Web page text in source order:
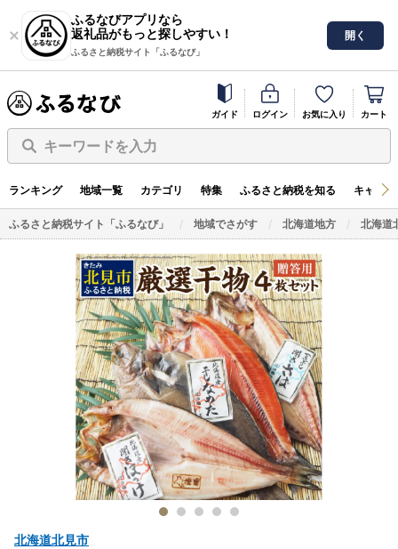
ふるなびアプリなら
返礼品がもっと探しやすい！
ふるさと納税サイト「ふるなび」
開く
ガイド ログイン お気に入り カート
キーワードを入力
ランキング 地域一覧 カテゴリ 特集 ふるさと納税を知る キャン
ふるさと納税サイト「ふるなび」 地域でさがす 北海道地方 北海道
北海道北見市